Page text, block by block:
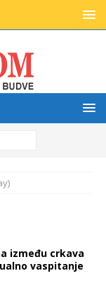
između crkava
vaspitanje